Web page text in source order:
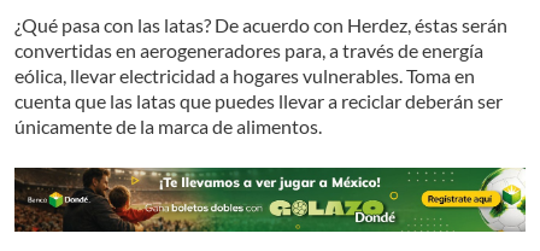
¿Qué pasa con las latas? De acuerdo con Herdez, éstas serán
convertidas en aerogeneradores para, a través de energía
eólica, llevar electricidad a hogares vulnerables. Toma en
cuenta que las latas que puedes llevar a reciclar deberán ser
únicamente de la marca de alimentos.